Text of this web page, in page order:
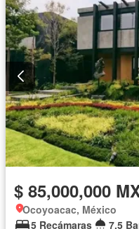
$ 85,000,000
Ocoyoacac, México
5 Recámaras
7.5